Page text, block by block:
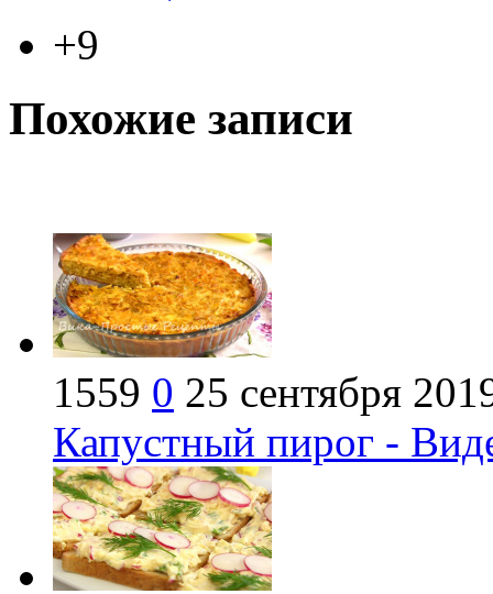
+9
Похожие записи
1559 0 25 сентября
Капустный пирог -